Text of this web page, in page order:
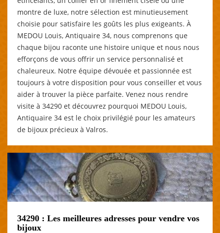
montre de luxe, notre sélection est minutieusement
choisie pour satisfaire les goûts les plus exigeants. À
MEDOU Louis, Antiquaire 34, nous comprenons que
chaque bijou raconte une histoire unique et nous nous
efforçons de vous offrir un service personnalisé et
chaleureux. Notre équipe dévouée et passionnée est
toujours à votre disposition pour vous conseiller et vous
aider à trouver la pièce parfaite. Venez nous rendre
visite à 34290 et découvrez pourquoi MEDOU Louis,
Antiquaire 34 est le choix privilégié pour les amateurs
de bijoux précieux à Valros.
34290 : Les meilleures adresses pour vendre vos
bijoux